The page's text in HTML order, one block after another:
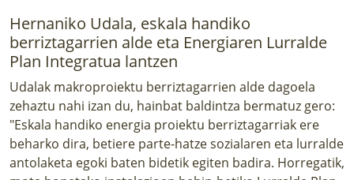
Hernaniko Udala, eskala handiko
berriztagarrien alde eta Energiaren Lurralde
Plan Integratua lantzen
Udalak makroproiektu berriztagarrien alde dagoela
zehaztu nahi izan du, hainbat baldintza bermatuz gero:
"Eskala handiko energia proiektu berriztagarriak ere
beharko dira, betiere parte-hatze sozialaren eta lurralde
antolaketa egoki baten bidetik egiten badira. Horregatik,